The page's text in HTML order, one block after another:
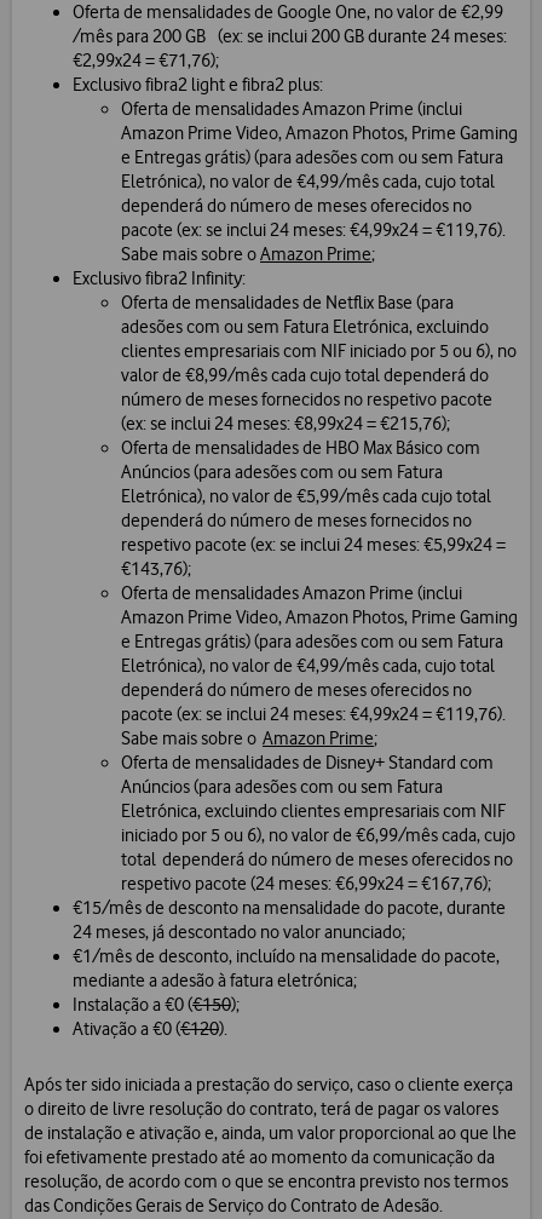
Oferta de mensalidades de Google One, no valor de €2,99
/mês para 200 GB (ex: se inclui 200 GB durante 24 meses:
€2,99x24 = €71,76);
Exclusivo fibra2 light e fibra2 plus:
Oferta de mensalidades Amazon Prime (inclui
Amazon Prime Video, Amazon Photos, Prime Gaming
e Entregas grátis) (para adesões com ou sem Fatura
Eletrónica), no valor de €4,99/mês cada, cujo total
dependerá do número de meses oferecidos no
pacote (ex: se inclui 24 meses: €4,99x24 = €119,76).
Sabe mais sobre oAmazon Prime;
Exclusivo fibra2 Infinity:
Oferta de mensalidades de Netflix Base (para
adesões com ou sem Fatura Eletrónica, excluindo
clientes empresariais com NIF iniciado por 5 ou 6), no
valor de €8,99/mês cada cujo total dependerá do
número de meses fornecidos no respetivo pacote
(ex: se inclui 24 meses: €8,99x24 = €215,76);
Oferta de mensalidades de HBO Max Básico com
Anúncios (para adesões com ou sem Fatura
Eletrónica), no valor de €5,99/mês cada cujo total
dependerá do número de meses fornecidos no
respetivo pacote (ex: se inclui 24 meses: €5,99x24 =
€143,76);
Oferta de mensalidades Amazon Prime (inclui
Amazon Prime Video, Amazon Photos, Prime Gaming
e Entregas grátis) (para adesões com ou sem Fatura
Eletrónica), no valor de €4,99/mês cada, cujo total
dependerá do número de meses oferecidos no
pacote (ex: se inclui 24 meses: €4,99x24 = €119,76).
Sabe mais sobre o Amazon Prime;
Oferta de mensalidades de Disney+ Standard com
Anúncios (para adesões com ou sem Fatura
Eletrónica, excluindo clientes empresariais com NIF
iniciado por 5 ou 6), no valor de €6,99/mês cada, cujo
total dependerá do número de meses oferecidos no
respetivo pacote (24 meses: €6,99x24 = €167,76);
€15/mês de desconto na mensalidade do pacote, durante
24 meses, já descontado no valor anunciado;
€1/mês de desconto, incluído na mensalidade do pacote,
mediante a adesão à fatura eletrónica;
Instalação a €0 (€150);
Ativação a €0 (€120).
Após ter sido iniciada a prestação do serviço, caso o cliente exerça
o direito de livre resolução do contrato, terá de pagar os valores
de instalação e ativação e, ainda, um valor proporcional ao que lhe
foi efetivamente prestado até ao momento da comunicação da
resolução, de acordo com o que se encontra previsto nos termos
das Condições Gerais de Serviço do Contrato de Adesão.